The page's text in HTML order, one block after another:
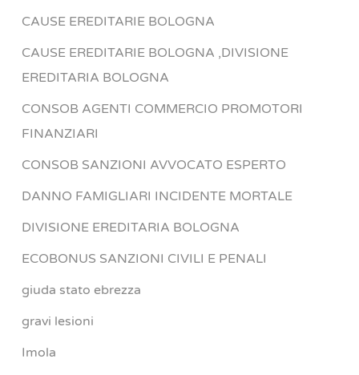
CAUSE EREDITARIE BOLOGNA
CAUSE EREDITARIE BOLOGNA ,DIVISIONE
EREDITARIA BOLOGNA
CONSOB AGENTI COMMERCIO PROMOTORI
FINANZIARI
CONSOB SANZIONI AVVOCATO ESPERTO
DANNO FAMIGLIARI INCIDENTE MORTALE
DIVISIONE EREDITARIA BOLOGNA
ECOBONUS SANZIONI CIVILI E PENALI
giuda stato ebrezza
gravi lesioni
Imola